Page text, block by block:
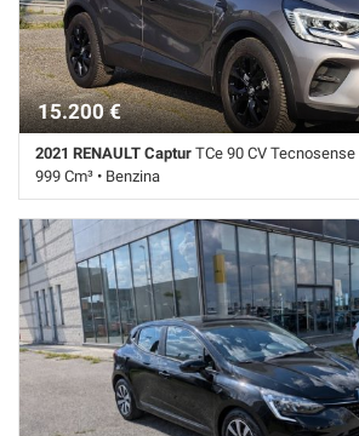
parcheggio posteriori • Servosterzo •
Specchietti laterali elettrici • Touch screen •
multifunzione
15.200 €
2021 RENAULT Captur TCe 90 CV Tecnosense
999 Cm³ • Benzina
49.000 Km • Cambio Manuale (6) • Grigio
Airbag • Airbag laterali • Airbag Passeggero •
Autoradio digitale • Bluetooth • Boardcomputer
lega • Chiusura centralizzata • Climatizzatore •
della corsia • Controllo trazione • Cruise Control
Frenata d'emergenza assistita •
Navigatore satellitare touch • Riconoscimento
Sensore di luce • Sensori di parcheggio
Navigatore satellitare • Sound system •
Touch screen • USB • Vetri oscurati •